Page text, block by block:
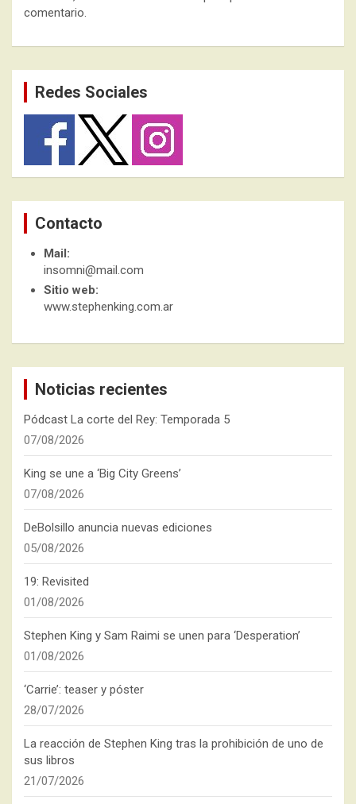
comentario.
Redes Sociales
Contacto
Mail:
insomni@mail.com
Sitio web:
www.stephenking.com.ar
Noticias recientes
Pódcast La corte del Rey: Temporada 5
07/08/2026
King se une a ‘Big City Greens’
07/08/2026
DeBolsillo anuncia nuevas ediciones
05/08/2026
19: Revisited
01/08/2026
Stephen King y Sam Raimi se unen para ‘Desperation’
01/08/2026
‘Carrie’: teaser y póster
28/07/2026
La reacción de Stephen King tras la prohibición de uno de
sus libros
21/07/2026